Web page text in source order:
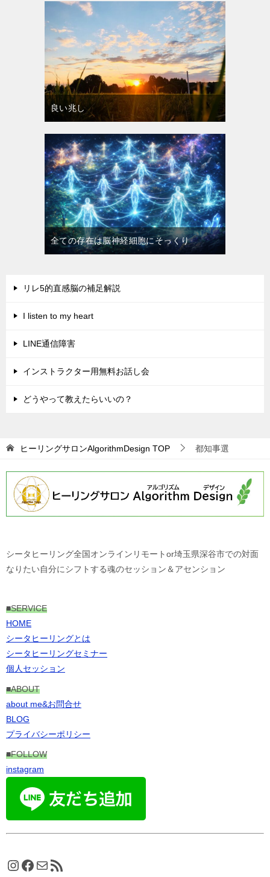
良い兆し
全ての存在は脳神経細胞にそっくり
リレ5的直感脳の補足解説
I listen to my heart
LINE通信障害
インストラクター用無料お話し会
どうやって教えたらいいの？
ヒーリングサロンAlgorithmDesign TOP 都知事選
シータヒーリング全国オンラインリモートor埼玉県深谷市での対面
なりたい自分にシフトする魂のセッション＆アセンション
■SERVICE
HOME
シータヒーリングとは
シータヒーリングセミナー
個人セッション
■ABOUT
about me&お問合せ
BLOG
プライバシーポリシー
■FOLLOW
instagram
Instagram
Facebook
メールRSS フィード